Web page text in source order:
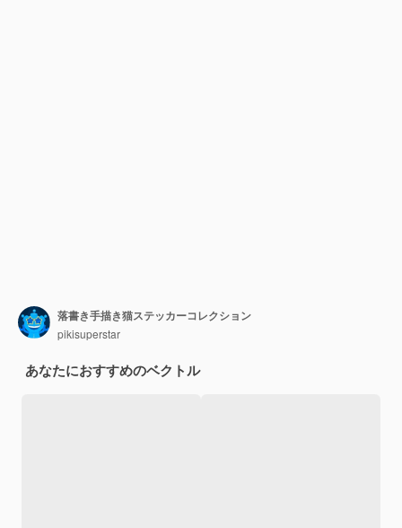
落書き手描き猫ステッカーコレクション
pikisuperstar
あなたにおすすめのベクトル